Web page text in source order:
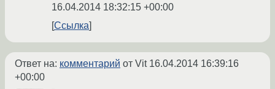
16.04.2014 18:32:15 +00:00
Ссылка
Ответ на: комментарий от Vit 16.04.2014 16:39:16
+00:00